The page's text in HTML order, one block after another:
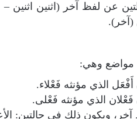
عن لفظ آخر (اثنين اثنين –
مواضع وهي:
الذي مؤنثه فَعْلاء.
الذي مؤنثه فَعْلى.
ويكون ذلك في حالتين: